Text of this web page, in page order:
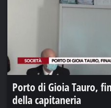
Porto di Gioia Tauro,
della capitaneria